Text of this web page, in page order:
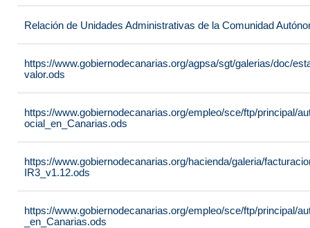
Relación de Unidades Administrativas de la Comunidad
https://www.gobiernodecanarias.org/agpsa/sgt/galerias/doc/
valor.ods
https://www.gobiernodecanarias.org/empleo/sce/ftp/principal/
ocial_en_Canarias.ods
https://www.gobiernodecanarias.org/hacienda/galeria/
IR3_v1.12.ods
https://www.gobiernodecanarias.org/empleo/sce/ftp/principal/
_en_Canarias.ods